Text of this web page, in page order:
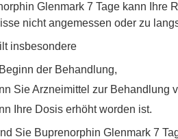
Glenmark 7 Tage kann Ihre
nicht angemessen oder zu
insbesondere
der Behandlung,
Sie Arzneimittel zur Behandlung
Ihre Dosis erhöht worden ist.
Sie Buprenorphin Glenmark 7